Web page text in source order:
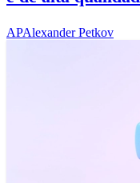
APAlexander Petkov